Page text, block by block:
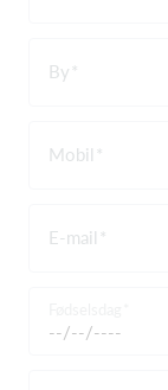
By
Mobil
E-mail